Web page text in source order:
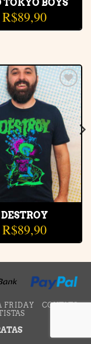
TOKYO BOYS
R$89,90
Adicionar
à lista de
desejos
DESTROY
R$89,90
FRIDAY
CONTATO